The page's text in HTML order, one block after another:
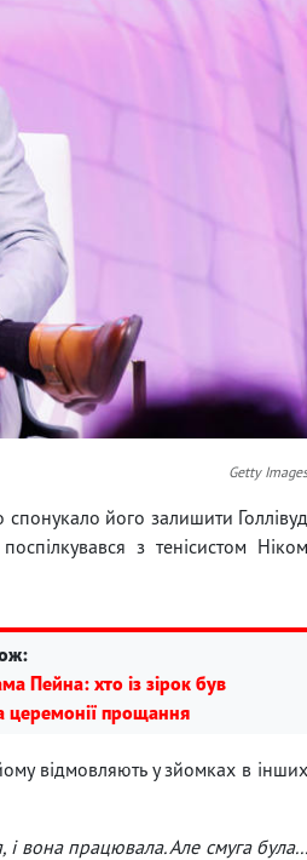
Getty Images
його залишити Голлівуд
з тенісистом Ніком
Пейна: хто із зірок був
церемонії прощання
відмовляють у зйомках в інших
вона працювала. Але смуга була...